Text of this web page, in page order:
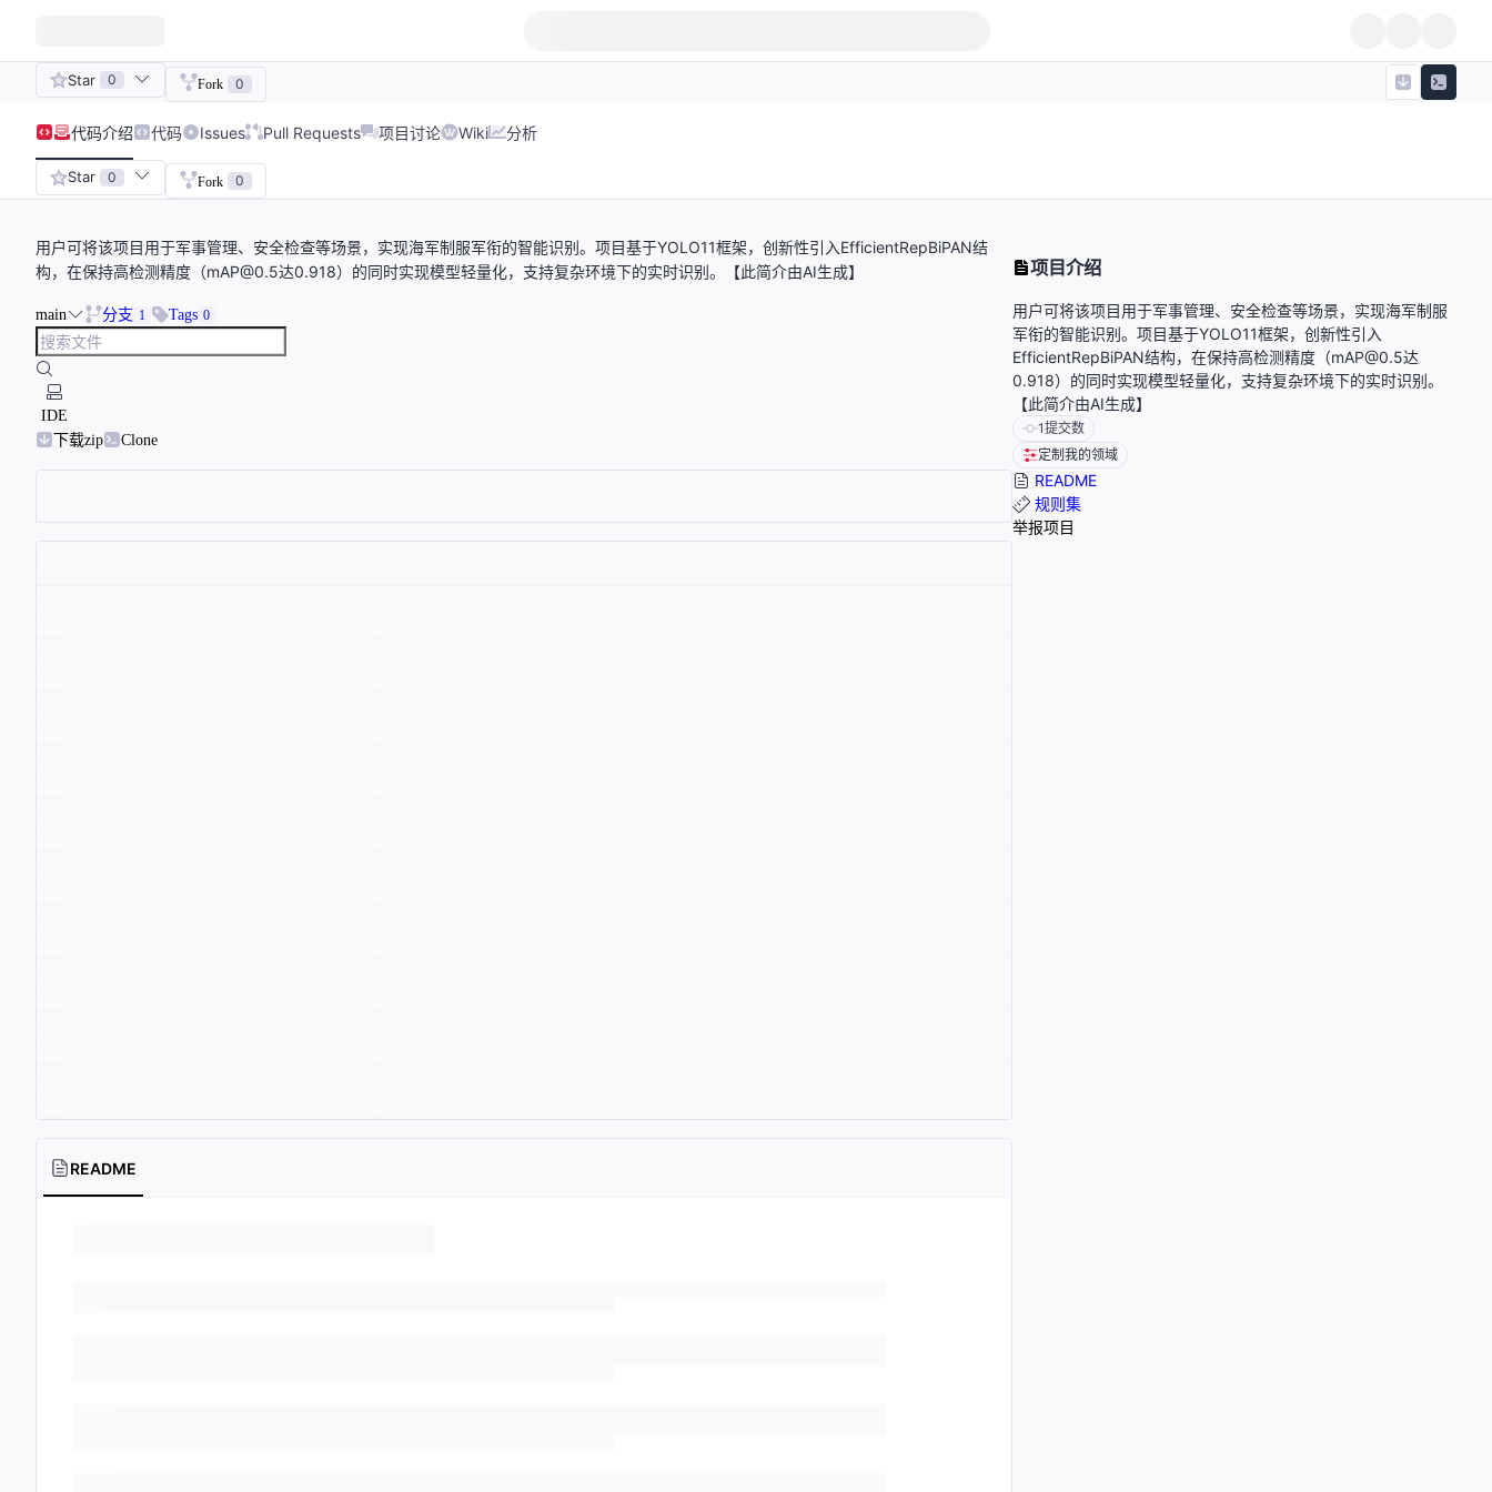
Star 0 Fork 0
代码介绍 代码 Issues Pull Requests 项目讨论 Wiki 分析
Star 0 Fork 0
用户可将该项目用于军事管理、安全检查等场景，实现海军制服军衔的智能识别。项目基于YOLO11框架，创新性引入EfficientRepBiPAN结
构，在保持高检测精度（mAP@0.5达0.918）的同时实现模型轻量化，支持复杂环境下的实时识别。【此简介由AI生成】
main 分支 1 Tags 0
IDE
下载zip
Clone
README
项目介绍
用户可将该项目用于军事管理、安全检查等场景，实现海军制服
军衔的智能识别。项目基于YOLO11框架，创新性引入
EfficientRepBiPAN结构，在保持高检测精度（mAP@0.5达
0.918）的同时实现模型轻量化，支持复杂环境下的实时识别。
【此简介由AI生成】
1提交数
定制我的领域
README
规则集
举报项目